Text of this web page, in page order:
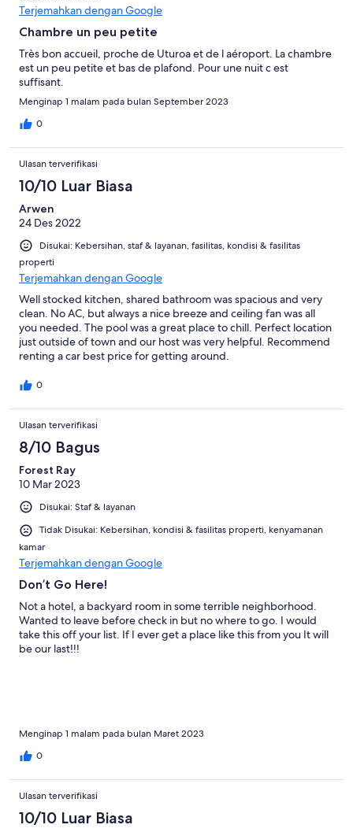
Terjemahkan dengan Google
Chambre un peu petite
Très bon accueil, proche de Uturoa et de l aéroport. La chambre
est un peu petite et bas de plafond. Pour une nuit c est
suffisant.
Menginap 1 malam pada bulan September 2023
0
Ulasan terverifikasi
10/10 Luar Biasa
Arwen
24 Des 2022
Disukai: Kebersihan, staf & layanan, fasilitas, kondisi & fasilitas
properti
Terjemahkan dengan Google
Well stocked kitchen, shared bathroom was spacious and very
clean. No AC, but always a nice breeze and ceiling fan was all
you needed. The pool was a great place to chill. Perfect location
just outside of town and our host was very helpful. Recommend
renting a car best price for getting around.
0
Ulasan terverifikasi
8/10 Bagus
Forest Ray
10 Mar 2023
Disukai: Staf & layanan
Tidak Disukai: Kebersihan, kondisi & fasilitas properti, kenyamanan
kamar
Terjemahkan dengan Google
Don’t Go Here!
Not a hotel, a backyard room in some terrible neighborhood.
Wanted to leave before check in but no where to go. I would
take this off your list. If I ever get a place like this from you It will
be our last!!!
Menginap 1 malam pada bulan Maret 2023
0
Ulasan terverifikasi
10/10 Luar Biasa